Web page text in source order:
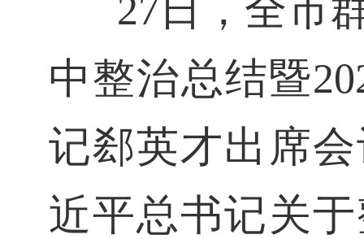
27日，全市
中整治总结暨
记郄英才出席
近平总书记关